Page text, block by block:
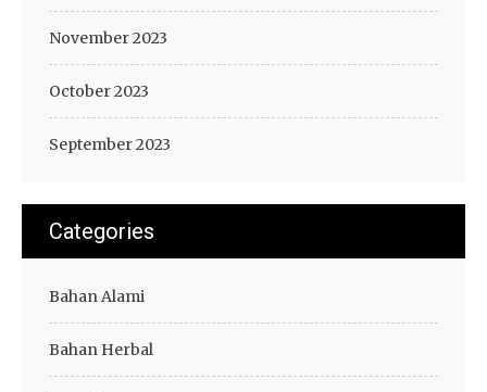
November 2023
October 2023
September 2023
Categories
Bahan Alami
Bahan Herbal